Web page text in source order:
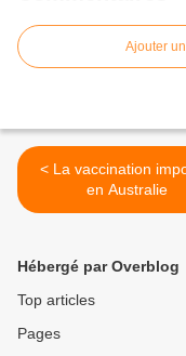
Ajouter
< La vaccination imposée
en Australie
Hébergé par Overblog
Top articles
Pages